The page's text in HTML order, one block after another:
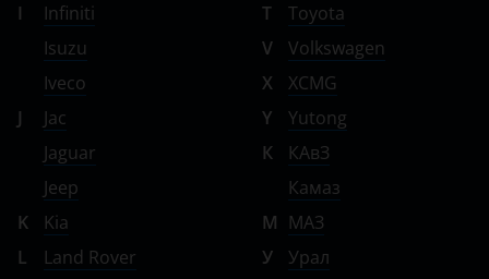
I
Infiniti
Isuzu
Iveco
J
Jac
Jaguar
Jeep
K
Kia
L
Land Rover
T
Toyota
V
Volkswagen
X
XCMG
Y
Yutong
К
КАвЗ
Камаз
М МАЗ
У
Урал